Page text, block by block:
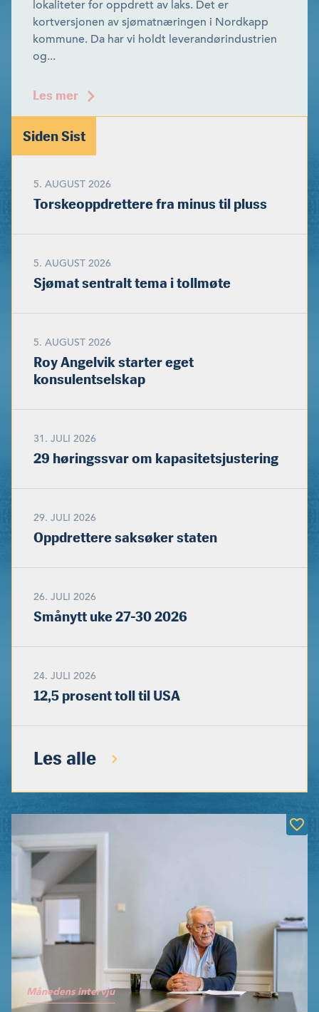
lokaliteter for oppdrett av laks. Det er
kortversjonen av sjømatnæringen i Nordkapp
kom­mune. Da har vi holdt leverandørindustrien
og...
Les mer
Siden Sist
5. AUGUST 2026
Torskeoppdrettere fra minus til pluss
5. AUGUST 2026
Sjømat sentralt tema i tollmøte
5. AUGUST 2026
Roy Angelvik starter eget
konsulentselskap
31. JULI 2026
29 høringssvar om kapasitetsjustering
29. JULI 2026
Oppdrettere saksøker staten
26. JULI 2026
Smånytt uke 27-30 2026
24. JULI 2026
12,5 prosent toll til USA
Les alle
Månedens intervju